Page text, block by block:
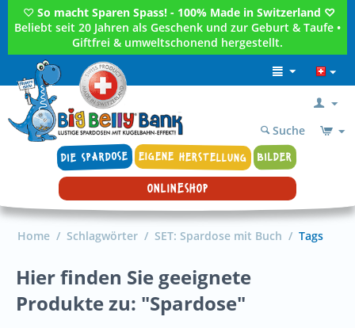
♡ So macht Sparen Spass! - 100% Made in Switzerland ♡
Beliebt seit 20 Jahren als Geschenk und zur Geburt & Taufe •
Giftfrei & umweltschonend hergestellt.
DIE SPARDOSE EIGENE HERSTELLUNG BILDER
Suche
ONLINESHOP
Home / Schlagwörter / SET: Spardose mit Buch / Tags
Hier finden Sie geeignete
Produkte zu: "Spardose"